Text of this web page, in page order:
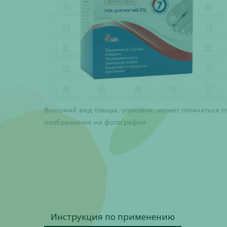
Внешний вид товара, упаковки, может отличаться
изображения на фотографии
Инструкция по применению